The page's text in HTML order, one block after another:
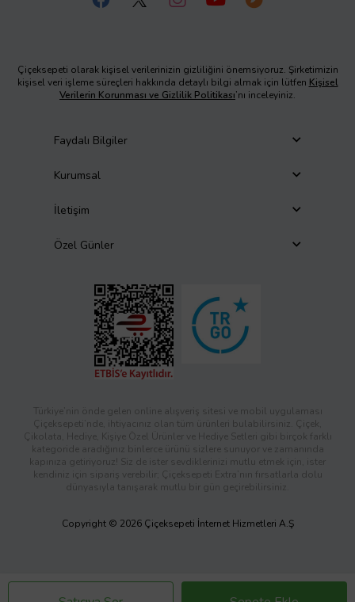
Çiçeksepeti olarak kişisel verilerinizin gizliliğini önemsiyoruz. Şirketimizin
kişisel veri işleme süreçleri hakkında detaylı bilgi almak için lütfen Kişisel
Verilerin Korunması ve Gizlilik Politikası’nı inceleyiniz.
Faydalı Bilgiler
Kurumsal
İletişim
Özel Günler
Türkiye’nin önde gelen online alışveriş sitesi ve mobil uygulaması
Çiçeksepeti’nde, ihtiyacınız olan tüm ürünleri bulabilirsiniz. Çiçek,
Çikolata, Hediye, Kişiye Özel Ürünler ve Hediye Setleri gibi birçok farklı
kategoride aradığınız binlerce ürünü sizlere sunuyor ve zamanında
kapınıza getiriyoruz! Siz de ister sevdiklerinizi mutlu etmek için, ister
kendiniz için sipariş verebilir; Çiçeksepeti Extra’nın fırsatlarla dolu
dünyasıyla tanışarak mutlu bir gün geçirebilirsiniz.
Copyright © 2026 Çiçeksepeti İnternet Hizmetleri A.Ş